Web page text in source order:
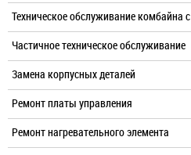
Техническое обслуживание комбайна
Частичное техническое обслуживание
Замена корпусных деталей
Ремонт платы управления
Ремонт нагревательного элемента